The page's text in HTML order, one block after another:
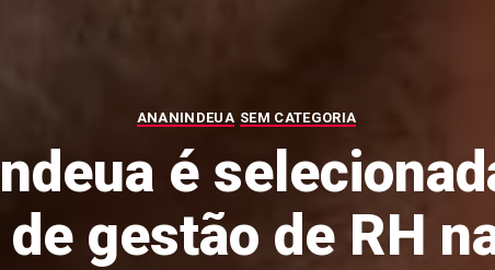
ANANINDEUA SEM CATEGORIA
é
gestão de RH